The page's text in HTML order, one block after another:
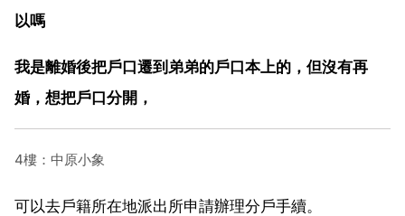
以嗎
我是離婚後把戶口遷到弟弟的戶口本上的，但沒有再
婚，想把戶口分開，
4樓：中原小象
可以去戶籍所在地派出所申請辦理分戶手續。